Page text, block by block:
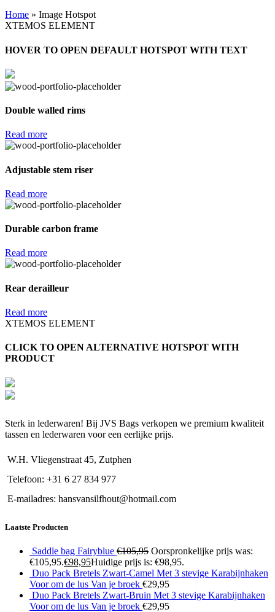
Home » Image Hotspot
XTEMOS ELEMENT
HOVER TO OPEN DEFAULT HOTSPOT WITH TEXT
Double walled rims
Read more
Adjustable stem riser
Read more
Durable carbon frame
Read more
Rear derailleur
Read more
XTEMOS ELEMENT
CLICK TO OPEN ALTERNATIVE HOTSPOT WITH
PRODUCT
Sterk in lederwaren! Bij JVS Bags verkopen we premium kwaliteit
tassen en lederwaren voor een eerlijke prijs.
W.H. Vliegenstraat 45, Zutphen
Telefoon: +31 6 27 834 977
E-mailadres: hansvansilfhout@hotmail.com
Laatste Producten
Saddle bag Fairyblue €105,95 Oorspronkelijke prijs was:
€105,95.€98,95Huidige prijs is: €98,95.
Duo Pack Bretels Zwart-Camel Met 3 stevige Karabijnhaken
Voor om de lus Van je broek €29,95
Duo Pack Bretels Zwart-Bruin Met 3 stevige Karabijnhaken
Voor om de lus Van je broek €29,95